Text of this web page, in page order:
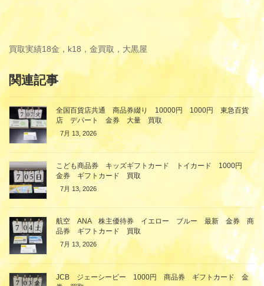
買取実績18金，k18，金買取，大黒屋
関連記事
全国百貨店共通 商品券綴り 10000円 1000円 東急百貨
店 デパート 金券 大量 買取
7月 13, 2026
こども商品券 キッズギフトカード トイカード 1000円
金券 ギフトカード 買取
7月 13, 2026
航空 ANA 株主優待券 イエロー ブルー 最新 金券 商
品券 ギフトカード 買取
7月 13, 2026
JCB ジェーシービー 1000円 商品券 ギフトカード 金